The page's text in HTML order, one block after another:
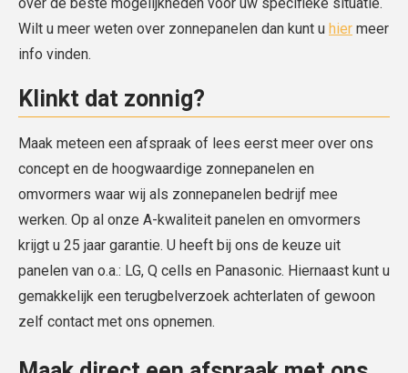
Wilt u meer weten over zonnepanelen dan kunt u hier meer
info vinden.
Klinkt dat zonnig?
Maak meteen een afspraak of lees eerst meer over ons
concept en de hoogwaardige zonnepanelen en
omvormers waar wij als zonnepanelen bedrijf mee
werken. Op al onze A-kwaliteit panelen en omvormers
krijgt u 25 jaar garantie. U heeft bij ons de keuze uit
panelen van o.a.: LG, Q cells en Panasonic. Hiernaast kunt u
gemakkelijk een terugbelverzoek achterlaten of gewoon
zelf contact met ons opnemen.